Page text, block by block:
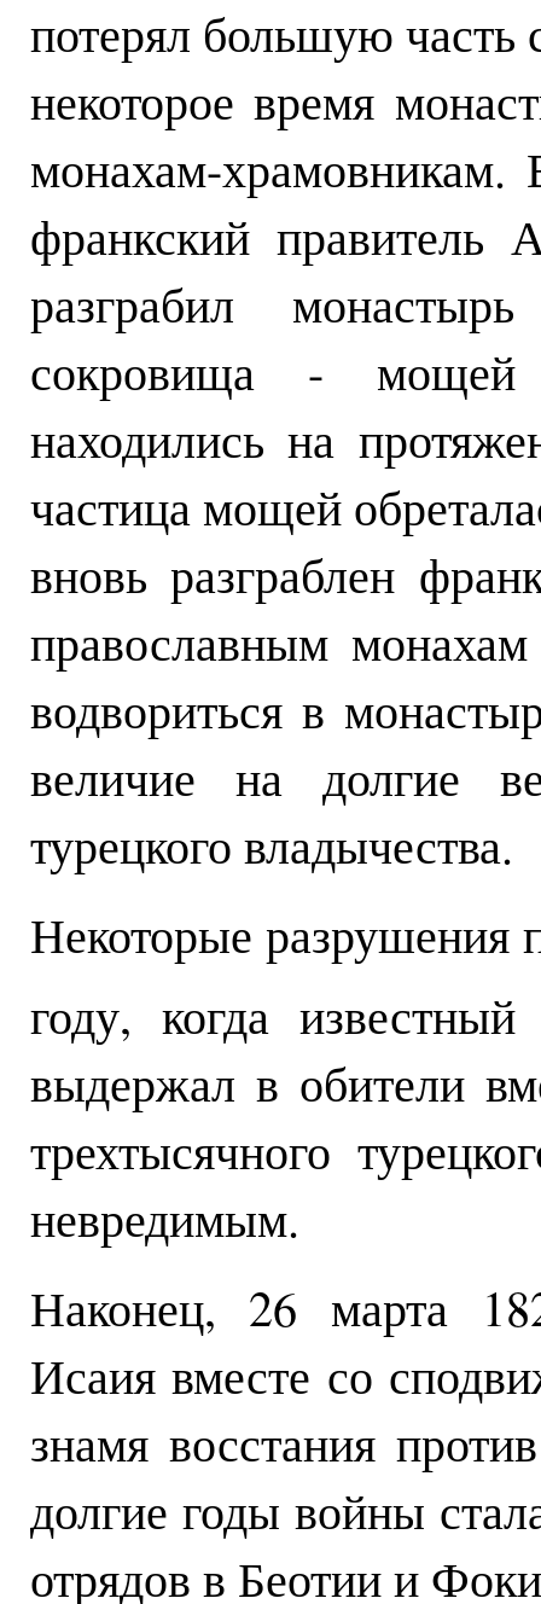
потерял большую часть
некоторое время
монахам-храмовникам.
франкский
разграбил
сокровища - мощей
находились на
частица мощей
вновь разграблен
православным монахам
водвориться в
величие на долгие
турецкого владычества.
Некоторые разрушения
году, когда
выдержал в обители
трехтысячного
невредимым.
Наконец, 26 марта
Исаия вместе со
знамя восстания
долгие годы войны
отрядов в Беотии и